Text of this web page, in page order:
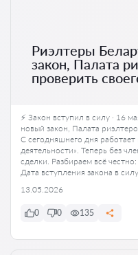
Риэлтеры
закон, Палата
проверить
⚡ Закон вступил в силу · 16
новый закон, Палата
С сегодняшнего дня
деятельности». Теперь без
сделки. Разбираем всё
Дата вступления закона в
13.05.2026
0 0 135